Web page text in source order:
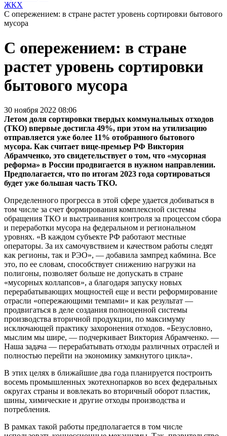
ЖКХ
С опережением: в стране растет уровень сортировки бытового
мусора
С опережением: в стране
растет уровень сортировки
бытового мусора
30 ноября 2022 08:06
Летом доля сортировки твердых коммунальных отходов
(ТКО) впервые достигла 49%, при этом на утилизацию
отправляется уже более 11% отобранного бытового
мусора. Как считает вице-премьер РФ Виктория
Абрамченко, это свидетельствует о том, что «мусорная
реформа» в России продвигается в нужном направлении.
Предполагается, что по итогам 2023 года сортироваться
будет уже большая часть ТКО.
Определенного прогресса в этой сфере удается добиваться в
том числе за счет формирования комплексной системы
обращения ТКО и выстраивания контроля за процессом сбора
и переработки мусора на федеральном и региональном
уровнях. «В каждом субъекте РФ работают местные
операторы. За их самочувствием и качеством работы следят
как регионы, так и РЭО», — добавила зампред кабмина. Все
это, по ее словам, способствует снижению нагрузки на
полигоны, позволяет больше не допускать в стране
«мусорных коллапсов», а благодаря запуску новых
перерабатывающих мощностей еще и вести реформирование
отрасли «опережающими темпами» и как результат —
продвигаться в деле создания полноценной системы
производства вторичной продукции, по максимуму
исключающей практику захоронения отходов. «Безусловно,
мыслим мы шире, — подчеркивает Виктория Абрамченко. —
Наша задача — перерабатывать отходы различных отраслей и
полностью перейти на экономику замкнутого цикла».
В этих целях в ближайшие два года планируется построить
восемь промышленных экотехнопарков во всех федеральных
округах страны и вовлекать во вторичный оборот пластик,
шины, химические и другие отходы производства и
потребления.
В рамках такой работы предполагается в том числе